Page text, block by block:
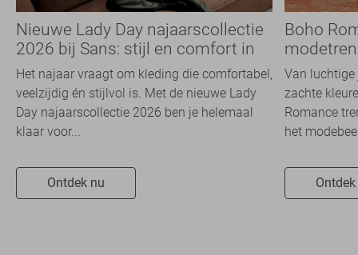
Nieuwe Lady Day najaarscollectie
2026 bij Sans: stijl en comfort in
travelkwaliteit
Het najaar vraagt om kleding die comfortabel,
veelzijdig én stijlvol is. Met de nieuwe Lady
Day najaarscollectie 2026 ben je helemaal
klaar voor...
Ontdek nu
Boho
overal
Van luchtige
zachte
Romance
het